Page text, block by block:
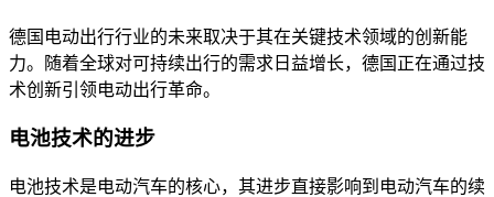
德国电动出行行业的未来取决于其在关键技术领域的创新能
力。随着全球对可持续出行的需求日益增长，德国正在通过技
术创新引领电动出行革命。
电池技术的进步
电池技术是电动汽车的核心，其进步直接影响到电动汽车的续